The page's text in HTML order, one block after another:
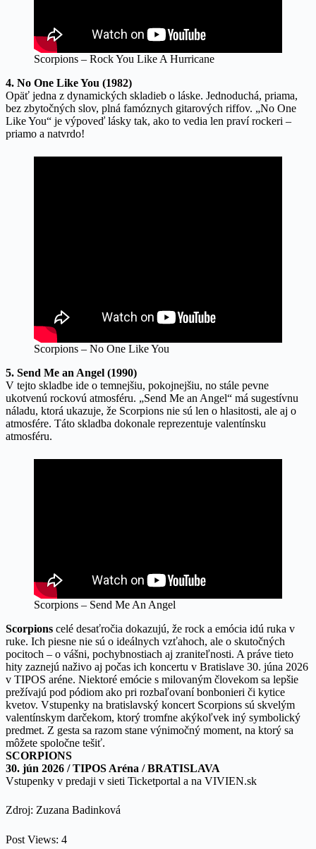
Scorpions – Rock You Like A Hurricane
4. No One Like You (1982)
Opäť jedna z dynamických skladieb o láske. Jednoduchá, priama,
bez zbytočných slov, plná famóznych gitarových riffov. „No One
Like You“ je výpoveď lásky tak, ako to vedia len praví rockeri –
priamo a natvrdo!
Scorpions – No One Like You
5. Send Me an Angel (1990)
V tejto skladbe ide o temnejšiu, pokojnejšiu, no stále pevne
ukotvenú rockovú atmosféru. „Send Me an Angel“ má sugestívnu
náladu, ktorá ukazuje, že Scorpions nie sú len o hlasitosti, ale aj o
atmosfére. Táto skladba dokonale reprezentuje valentínsku
atmosféru.
Scorpions – Send Me An Angel
Scorpions celé desaťročia dokazujú, že rock a emócia idú ruka v
ruke. Ich piesne nie sú o ideálnych vzťahoch, ale o skutočných
pocitoch – o vášni, pochybnostiach aj zraniteľnosti. A práve tieto
hity zaznejú naživo aj počas ich koncertu v Bratislave 30. júna 2026
v TIPOS aréne. Niektoré emócie s milovaným človekom sa lepšie
prežívajú pod pódiom ako pri rozbaľovaní bonbonieri či kytice
kvetov. Vstupenky na bratislavský koncert Scorpions sú skvelým
valentínskym darčekom, ktorý tromfne akýkoľvek iný symbolický
predmet. Z gesta sa razom stane výnimočný moment, na ktorý sa
môžete spoločne tešiť.
SCORPIONS
30. jún 2026 / TIPOS Aréna / BRATISLAVA
Vstupenky v predaji v sieti Ticketportal a na VIVIEN.sk
Zdroj: Zuzana Badinková
Post Views: 4